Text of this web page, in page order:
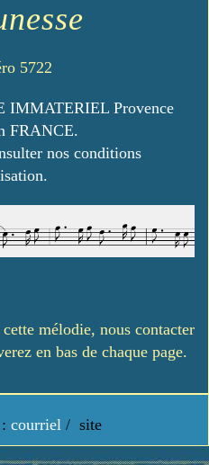
5722
IMMATERIEL Provence
FRANCE.
nos conditions
mélodie, nous contacter
en bas de chaque page.
: courriel / site